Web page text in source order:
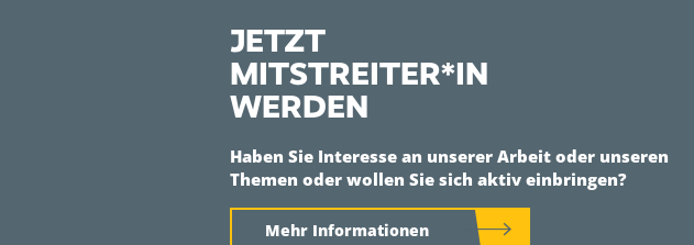
JETZT
MITSTREITER*IN
WERDEN
Haben Sie Interesse an unserer Arbeit oder unseren
Themen oder wollen Sie sich aktiv einbringen?
Mehr Informationen